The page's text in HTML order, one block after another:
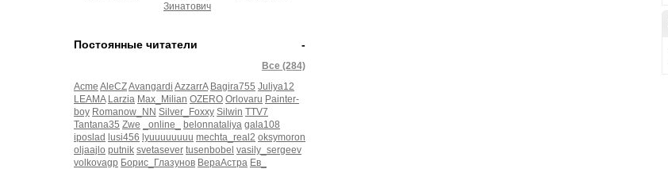
Зинатович
-
Постоянные читатели
Все (284)
Acme AleCZAvangardi AzzarrA Bagira755 Juliya12
LEAMA Larzia Max_Milian OZERO Orlovaru Painter-
boy Romanow_NN Silver_Foxxy Silwin TTV7
Tantana35 Zwe _online_ belonnataliya gala108
iposlad lusi456 lyuuuuuuuu mechta_real2 oksymoron
oljaajlo putnik svetasever tusenbobel vasily_sergeev
volkovagp Борис_Глазунов ВераАстра Ев_